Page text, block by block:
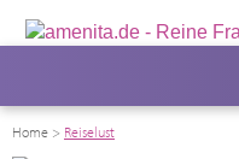
Home > Reiselust